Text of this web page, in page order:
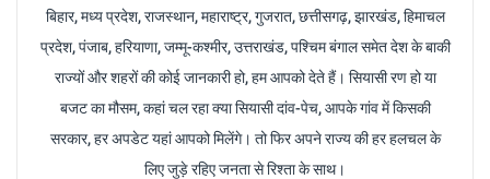
बिहार, मध्य प्रदेश, राजस्थान, महाराष्ट्र, गुजरात, छत्तीसगढ़, झारखंड, हिमाचल
प्रदेश, पंजाब, हरियाणा, जम्मू-कश्मीर, उत्तराखंड, पश्चिम बंगाल समेत देश के बाकी
राज्यों और शहरों की कोई जानकारी हो, हम आपको देते हैं। सियासी रण हो या
बजट का मौसम, कहां चल रहा क्या सियासी दांव-पेच, आपके गांव में किसकी
सरकार, हर अपडेट यहां आपको मिलेंगे। तो फिर अपने राज्य की हर हलचल के
लिए जुड़े रहिए जनता से रिश्ता के साथ।